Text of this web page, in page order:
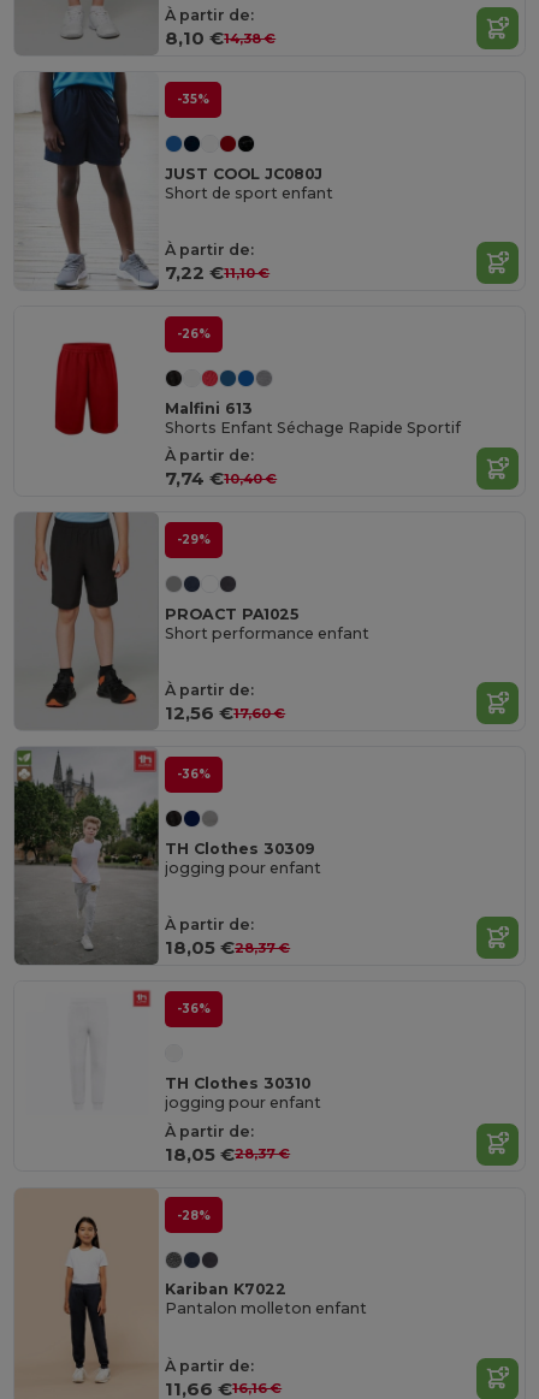
À partir de:
8,10 €14,38 €
-35%
JUST COOL JC080J
Short de sport enfant
À partir de:
7,22 €11,10 €
-26%
Malfini 613
Shorts Enfant Séchage Rapide Sportif
À partir de:
7,74 €10,40 €
-29%
PROACT PA1025
Short performance enfant
À partir de:
12,56 €17,60 €
-36%
TH Clothes 30309
jogging pour enfant
À partir de:
18,05 €28,37 €
-36%
TH Clothes 30310
jogging pour enfant
À partir de:
18,05 €28,37 €
-28%
Kariban K7022
Pantalon molleton enfant
À partir de:
11,66 €16,16 €